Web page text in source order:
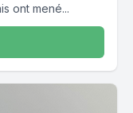
ont mené...